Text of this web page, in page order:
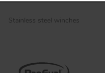
Stainless steel winches